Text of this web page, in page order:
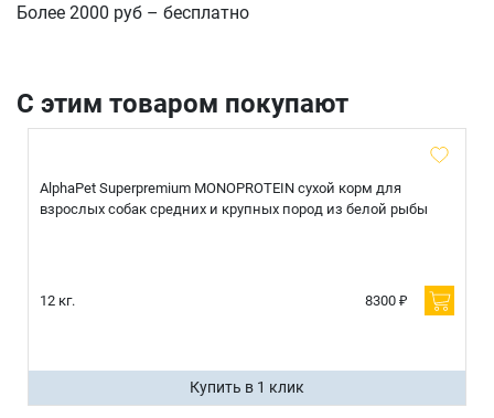
Более 2000 руб – бесплатно
С этим товаром покупают
AlphaPet Superpremium MONOPROTEIN сухой корм для
взрослых собак средних и крупных пород из белой рыбы
12 кг. 8300 ₽
Купить в 1 клик
отправить